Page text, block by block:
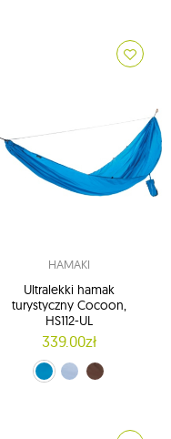
HAMAKI
Ultralekki hamak
turystyczny Cocoon,
HS112-UL
339.00zł
niebieski (HS112-UL)
błękitny (HS113-UL)
Brązowy (HS117-UL)